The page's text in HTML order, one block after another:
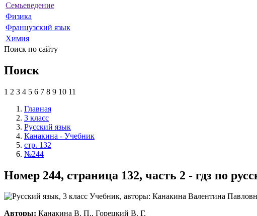
Семьеведение
Физика
Французский язык
Химия
Поиск по сайту
Поиск
1 2 3 4 5 6 7 8 9 10 11
Главная
3 класс
Русский язык
Канакина - Учебник
стр. 132
№244
Номер 244, страница 132, часть 2 - гдз по
Авторы: Канакина В. П., Горецкий В. Г.